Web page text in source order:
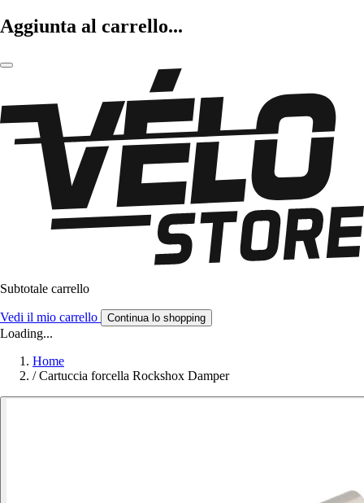
Aggiunta al carrello...
Subtotale carrello
Vedi il mio carrello Continua lo shopping
Loading...
Home
/ Cartuccia forcella Rockshox Damper